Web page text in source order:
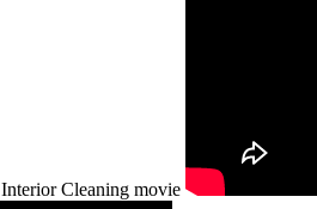
Interior Cleaning movie